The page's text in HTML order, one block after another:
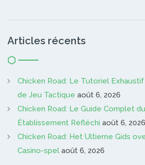
Articles récents
Chicken Road: Le Tutoriel
de Jeu Tactique août 6, 2026
Chicken Road: Le Guide Complet
Établissement Réfléchi août 6, 2026
Chicken Road: Het Ultieme Gids
Casino-spel août 6, 2026